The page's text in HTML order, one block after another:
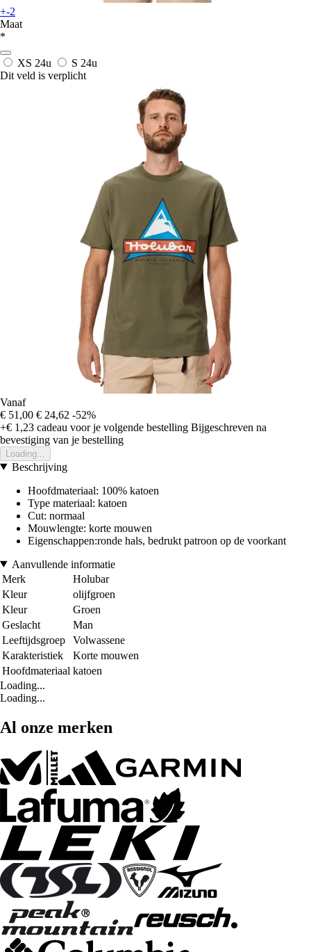
+-2
Maat
*
XS 24u S 24u
Dit veld is verplicht
Vanaf
€ 51,00 € 24,62 -52%
+€ 1,23 cadeau voor je volgende bestelling Bijgeschreven na
bevestiging van je bestelling
Loading...
Beschrijving
Hoofdmateriaal: 100% katoen
Type materiaal: katoen
Cut: normaal
Mouwlengte: korte mouwen
Eigenschappen:ronde hals, bedrukt patroon op de voorkant
Aanvullende informatie
Merk
Holubar
Kleur
olijfgroen
Kleur
Groen
Geslacht
Man
Leeftijdsgroep
Volwassene
Karakteristiek
Korte mouwen
Hoofdmateriaal katoen
Loading...
Loading...
Al onze merken